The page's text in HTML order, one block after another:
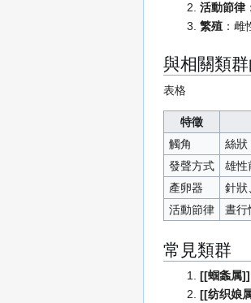
活動節律
繁殖：雌
與相關類
表格
特徵
觸角
絲狀
發聲方式
雄性
產卵器
針狀
活動節律
晝行
常見類群
[[蝈螽属]]
[[纺织娘